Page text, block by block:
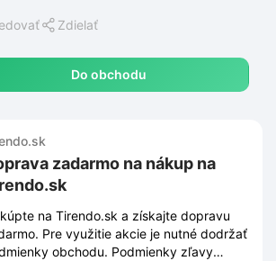
Zdielať
Do obchodu
zadarmo na nákup na
na Tirendo.sk a získajte dopravu
Pre využitie akcie je nutné dodržať
obchodu. Podmienky zľavy